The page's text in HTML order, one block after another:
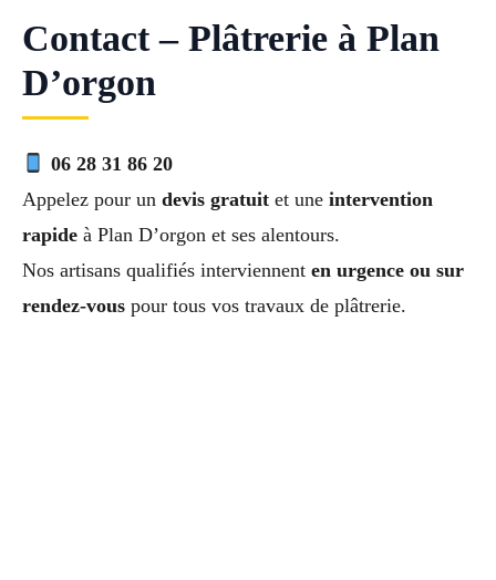
Contact – Plâtrerie à Plan
D’orgon
06 28 31 86 20
Appelez pour un devis gratuit et une intervention
rapide à Plan D’orgon et ses alentours.
Nos artisans qualifiés interviennent en urgence ou sur
rendez-vous pour tous vos travaux de plâtrerie.